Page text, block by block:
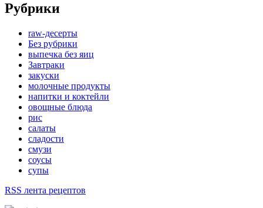
Рубрики
raw-десерты
Без рубрики
выпечка без яиц
Завтраки
закуски
молочные продукты
напитки и коктейли
овощные блюда
рис
салаты
сладости
смузи
соусы
супы
RSS лента рецептов